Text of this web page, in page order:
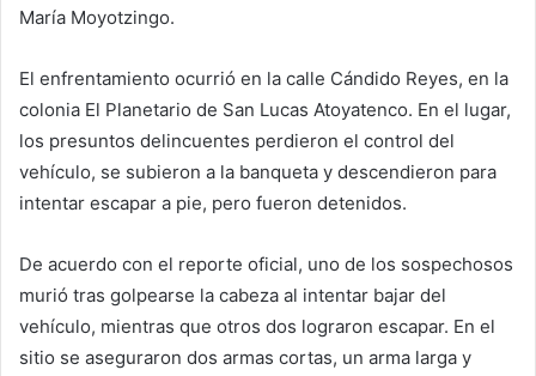
María Moyotzingo.
El enfrentamiento ocurrió en la calle Cándido Reyes, en la
colonia El Planetario de San Lucas Atoyatenco. En el lugar,
los presuntos delincuentes perdieron el control del
vehículo, se subieron a la banqueta y descendieron para
intentar escapar a pie, pero fueron detenidos.
De acuerdo con el reporte oficial, uno de los sospechosos
murió tras golpearse la cabeza al intentar bajar del
vehículo, mientras que otros dos lograron escapar. En el
sitio se aseguraron dos armas cortas, un arma larga y